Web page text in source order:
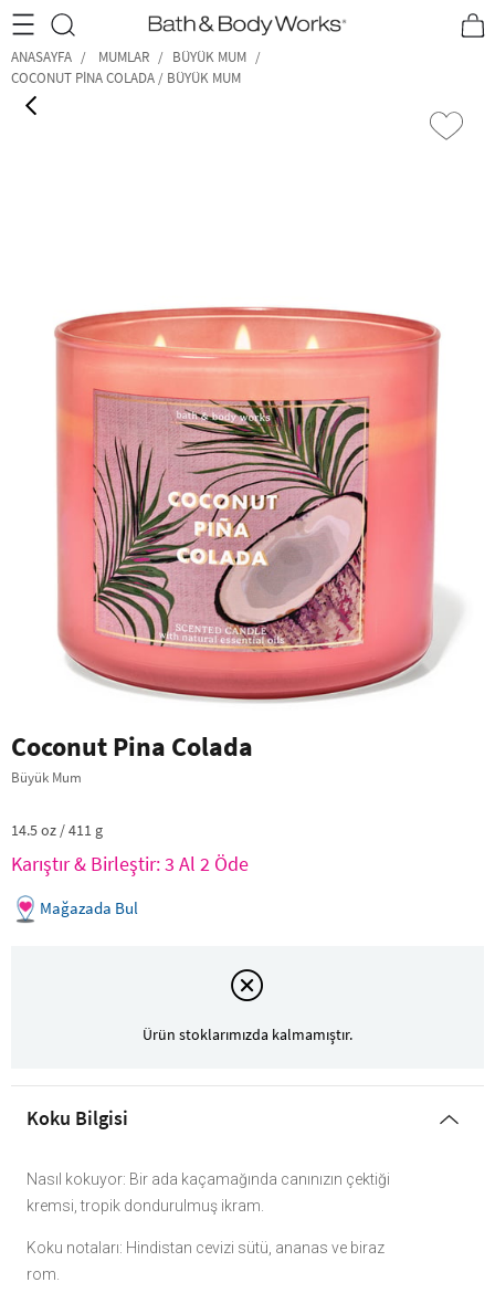
•2200₺ ve Üzeri Kargo Ücretsiz!• *Promosyon Detayları
ANASAYFA MUMLAR
BÜYÜK MUM
COCONUT PINA COLADA / BÜYÜK MUM
›
Coconut Pina Colada
Büyük Mum
14.5 oz / 411 g
Karıştır & Birleştir: 3 Al 2 Öde
Mağazada Bul
Ürün stoklarımızda kalmamıştır.
Koku Bilgisi
Nasıl kokuyor: Bir ada kaçamağında canınızın çektiği
kremsi, tropik dondurulmuş ikram.
Koku notaları: Hindistan cevizi sütü, ananas ve biraz
rom.